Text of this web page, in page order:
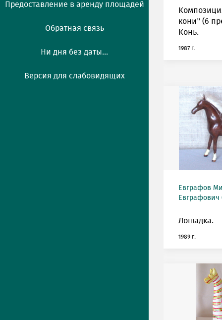
Предоставление в аренду площадей
Обратная связь
Ни дня без даты...
Версия для слабовидящих
кони" (6
Конь.
1987 г.
Евграфов
Евграфович
Лошадка.
1989 г.